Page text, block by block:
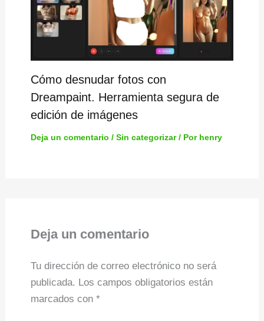
Cómo desnudar fotos con
Dreampaint. Herramienta segura de
edición de imágenes
Deja un comentario / Sin categorizar/ Por henry
Deja un comentario
Tu dirección de correo electrónico no será
publicada. Los campos obligatorios están
marcados con *